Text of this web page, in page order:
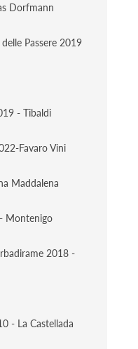
Dorfmann
Passere 2019
- Tibaldi
Favaro Vini
Maddalena
Montenigo
2018 -
- La Castellada